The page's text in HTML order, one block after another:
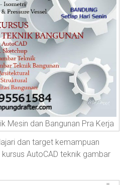
Mesin dan Bangunan Pra Kerja
dan target kemampuan
AutoCAD teknik gambar